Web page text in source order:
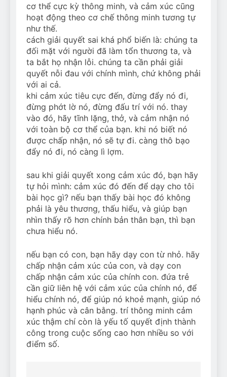
cơ thể cực kỳ thông minh, và cảm xúc cũng
hoạt động theo cơ chế thông minh tương tự
như thế.
cách giải quyết sai khá phổ biến là: chúng ta
đối mặt với người đã làm tổn thương ta, và
ta bắt họ nhận lỗi. chúng ta cần phải giải
quyết nỗi đau với chính mình, chứ không phải
với ai cả.
khi cảm xúc tiêu cực đến, đừng đẩy nó đi,
đừng phớt lờ nó, đừng đấu trí với nó. thay
vào đó, hãy tĩnh lặng, thở, và cảm nhận nó
với toàn bộ cơ thể của bạn. khi nó biết nó
được chấp nhận, nó sẽ tự đi. càng thô bạo
đẩy nó đi, nó càng lì lợm.
sau khi giải quyết xong cảm xúc đó, bạn hãy
tự hỏi mình: cảm xúc đó đến để dạy cho tôi
bài học gì? nếu bạn thấy bài học đó không
phải là yêu thương, thấu hiểu, và giúp bạn
nhìn thấy rõ hơn chính bản thân bạn, thì bạn
chưa hiểu nó.
nếu bạn có con, bạn hãy dạy con từ nhỏ. hãy
chấp nhận cảm xúc của con, và dạy con
chấp nhận cảm xúc của chính con. đứa trẻ
cần giữ liên hệ với cảm xúc của chính nó, để
hiểu chính nó, để giúp nó khoẻ mạnh, giúp nó
hạnh phúc và cân bằng. trí thông minh cảm
xúc thậm chí còn là yếu tố quyết định thành
công trong cuộc sống cao hơn nhiều so với
điểm số.